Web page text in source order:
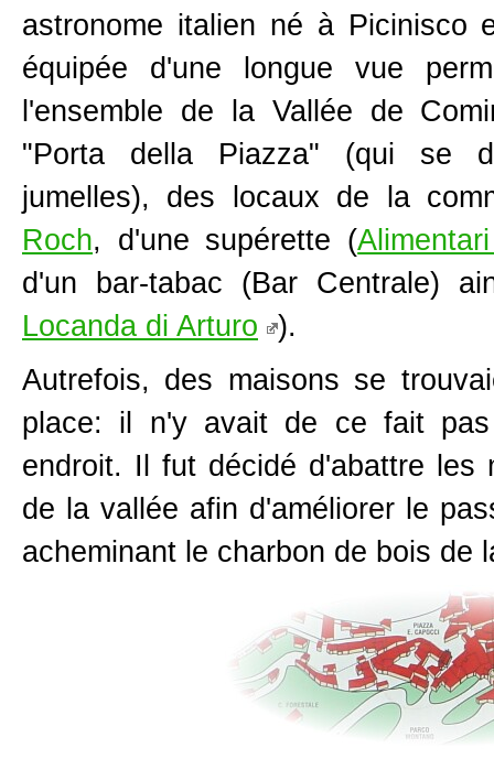
astronome italien né à Picinisco
équipée d'une longue vue
l'ensemble de la Vallée de
"Porta della Piazza" (qui se
jumelles), des locaux de la
Roch, d'une supérette (
d'un bar-tabac (Bar Centrale)
Locanda di Arturo
).
Autrefois, des maisons se
place: il n'y avait de ce fait
endroit. Il fut décidé d'abattre les
de la vallée afin d'améliorer le
acheminant le charbon de bois de